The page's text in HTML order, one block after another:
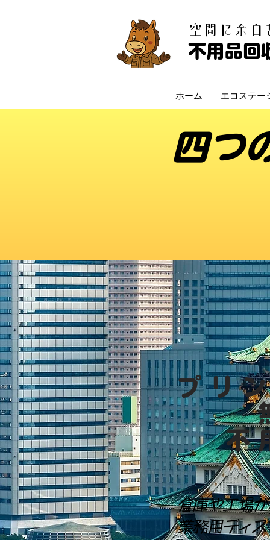
空間に余白
不用品回
ホーム エコステー
四つ
プリ
不
倉庫や工場
業務用ディ